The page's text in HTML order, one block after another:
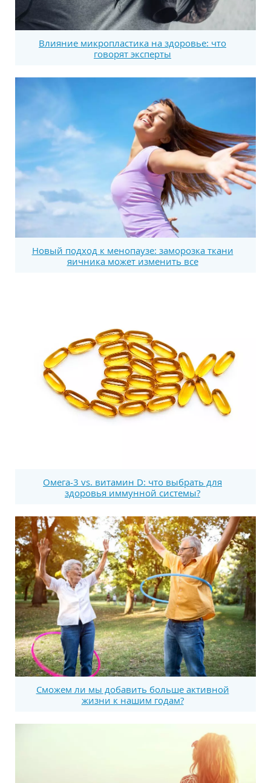
Влияние микропластика на здоровье: что
говорят эксперты
Новый подход к менопаузе: заморозка ткани
яичника может изменить все
Омега-3 vs. витамин D: что выбрать для
здоровья иммунной системы?
Сможем ли мы добавить больше активной
жизни к нашим годам?